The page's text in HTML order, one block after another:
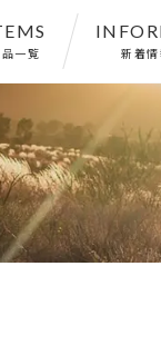
一覧 新着情